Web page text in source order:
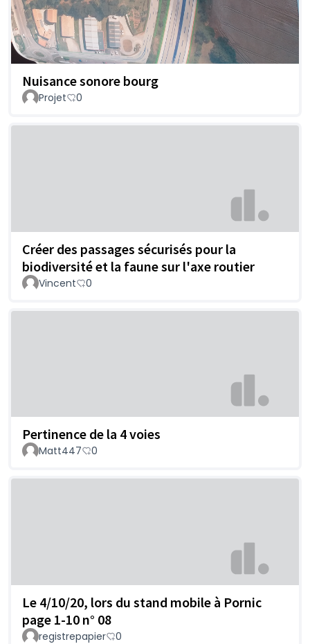
Nuisance sonore bourg
Projet 0
Créer des passages sécurisés pour la
biodiversité et la faune sur l'axe routier
Vincent 0
Pertinence de la 4 voies
Matt447 0
Le 4/10/20, lors du stand mobile à Pornic
page 1-10 n° 08
registrepapier 0